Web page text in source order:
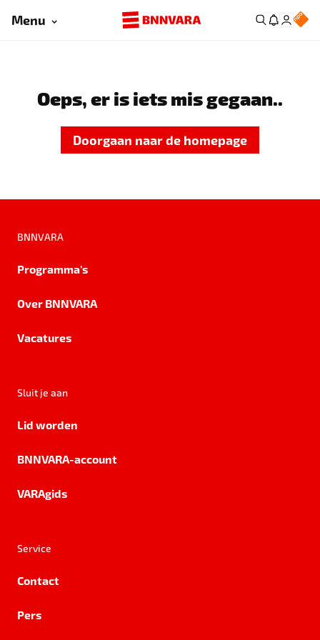
Menu
Oeps, er is iets mis gegaan..
Doorgaan naar de homepage
BNNVARA
Programma's
Over BNNVARA
Vacatures
Sluit je aan
Lid worden
BNNVARA-account
VARAgids
Service
Contact
Pers